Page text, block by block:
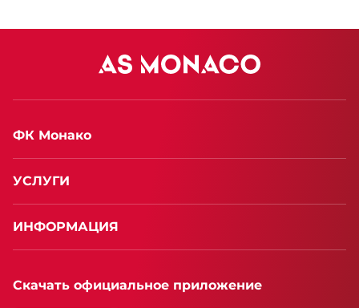
ФК Монако
УСЛУГИ
ИНФОРМАЦИЯ
Скачать официальное приложение